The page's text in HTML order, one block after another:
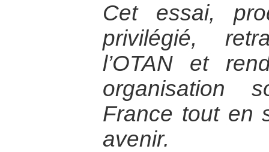
Cet essai,
privilégié,
l’OTAN et
organisation
France tout en
avenir.